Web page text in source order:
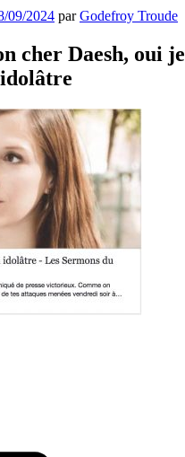
09/2024 parGodefroy Troude
cher Daesh, oui